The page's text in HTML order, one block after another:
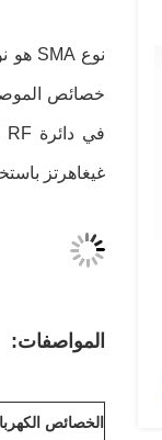
غيغاهرتز
المواصفات:
الخصائص